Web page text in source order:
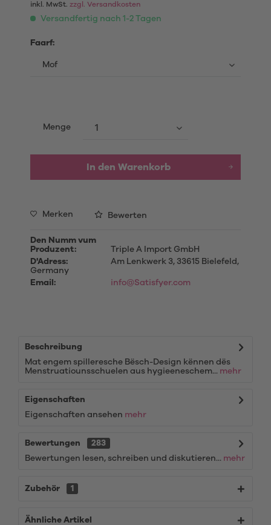
inkl. MwSt. zzgl. Versandkosten
Versandfertig nach 1-2 Tagen
Faarf:
Menge
In den Warenkorb
Merken Bewerten
Den Numm vum
Produzent:
Triple A Import GmbH
D'Adress:
Am Lenkwerk 3, 33615 Bielefeld,
Germany
Email:
info@Satisfyer.com
Beschreibung
Mat engem spilleresche Bësch-Design kënnen dës
Menstruatiounsschuelen aus hygieeneschem... mehr
Eigenschaften
Eigenschaften ansehen mehr
Bewertungen
283
Bewertungen lesen, schreiben und diskutieren... mehr
Zubehör 1
Ähnliche Artikel